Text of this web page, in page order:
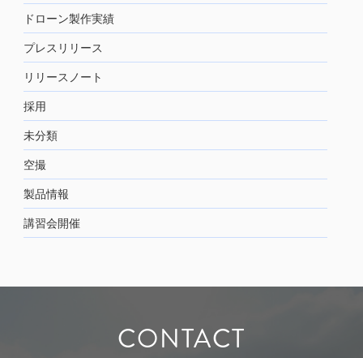
ドローン製作実績
プレスリリース
リリースノート
採用
未分類
空撮
製品情報
講習会開催
CONTACT